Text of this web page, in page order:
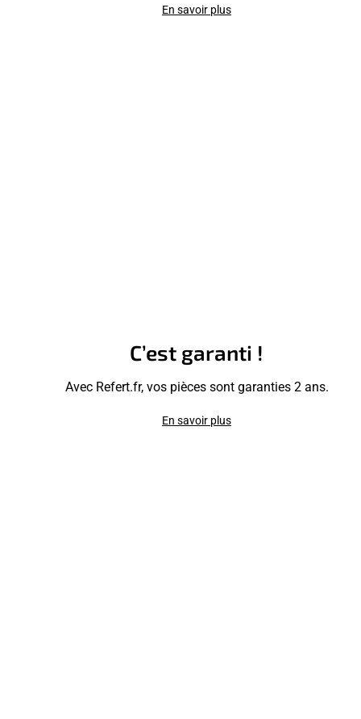
En savoir plus
C’est garanti !
Avec Refert.fr, vos pièces sont garanties 2 ans.
En savoir plus